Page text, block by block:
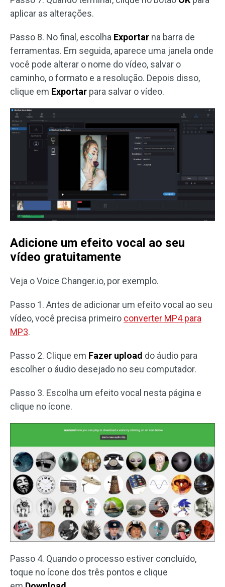
aplicar as alterações.
Passo 8. No final, escolha Exportar na barra de
ferramentas. Em seguida, aparece uma janela onde
você pode alterar o nome do vídeo, salvar o
caminho, o formato e a resolução. Depois disso,
clique em Exportar para salvar o vídeo.
Adicione um efeito vocal ao seu
vídeo gratuitamente
Veja o Voice Changer.io, por exemplo.
Passo 1. Antes de adicionar um efeito vocal ao seu
vídeo, você precisa primeiro converter MP4 para
MP3.
Passo 2. Clique em Fazer upload do áudio para
escolher o áudio desejado no seu computador.
Passo 3. Escolha um efeito vocal nesta página e
clique no ícone.
Passo 4. Quando o processo estiver concluído,
toque no ícone dos três pontos e clique